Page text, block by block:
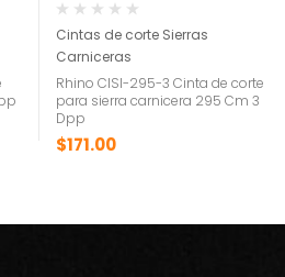
Cintas de corte Sierras
Carniceras
Rhino CISI-295-3 Cinta de corte
para sierra carnicera 295 Cm 3
Dpp
$171.00